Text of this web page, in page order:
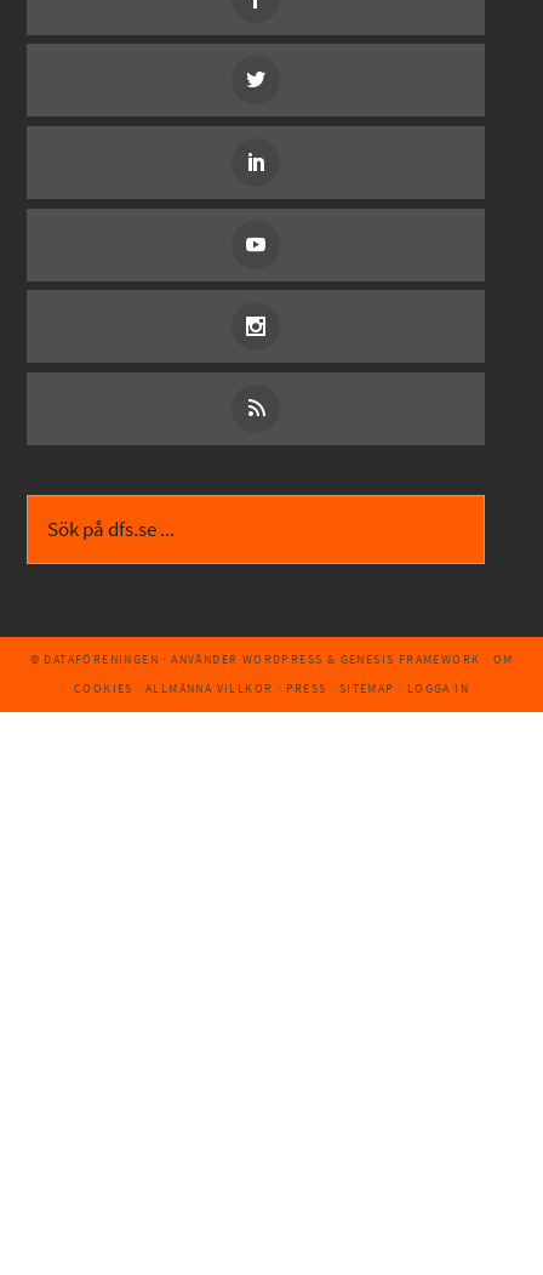
© DATAFÖRENINGEN · ANVÄNDER WORDPRESS & GENESIS FRAMEWORK · OM
COOKIES · ALLMÄNNA VILLKOR · PRESS · SITEMAP · LOGGA IN